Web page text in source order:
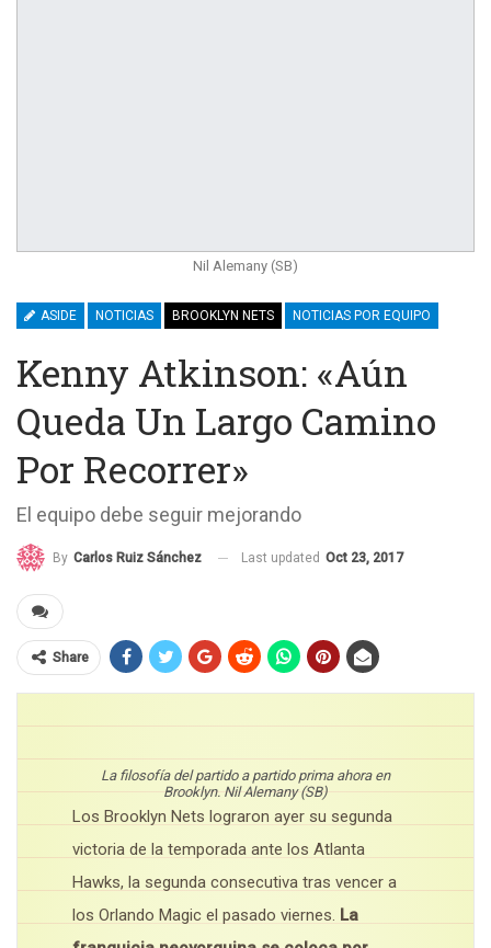
Nil Alemany (SB)
ASIDE NOTICIAS BROOKLYN NETS NOTICIAS POR EQUIPO
Kenny Atkinson: «Aún
Queda Un Largo Camino
Por Recorrer»
El equipo debe seguir mejorando
By Carlos Ruiz Sánchez Last updated Oct 23, 2017
Share
La filosofía del partido a partido prima ahora en
Brooklyn. Nil Alemany (SB)
Los Brooklyn Nets lograron ayer su segunda
victoria de la temporada ante los Atlanta
Hawks, la segunda consecutiva tras vencer a
los Orlando Magic el pasado viernes. La